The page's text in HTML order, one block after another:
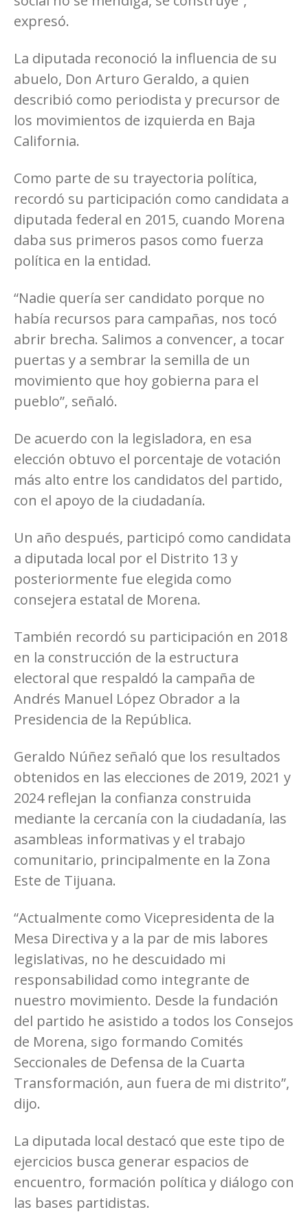
expresó.
La diputada reconoció la influencia de su
abuelo, Don Arturo Geraldo, a quien
describió como periodista y precursor de
los movimientos de izquierda en Baja
California.
Como parte de su trayectoria política,
recordó su participación como candidata a
diputada federal en 2015, cuando Morena
daba sus primeros pasos como fuerza
política en la entidad.
“Nadie quería ser candidato porque no
había recursos para campañas, nos tocó
abrir brecha. Salimos a convencer, a tocar
puertas y a sembrar la semilla de un
movimiento que hoy gobierna para el
pueblo”, señaló.
De acuerdo con la legisladora, en esa
elección obtuvo el porcentaje de votación
más alto entre los candidatos del partido,
con el apoyo de la ciudadanía.
Un año después, participó como candidata
a diputada local por el Distrito 13 y
posteriormente fue elegida como
consejera estatal de Morena.
También recordó su participación en 2018
en la construcción de la estructura
electoral que respaldó la campaña de
Andrés Manuel López Obrador a la
Presidencia de la República.
Geraldo Núñez señaló que los resultados
obtenidos en las elecciones de 2019, 2021 y
2024 reflejan la confianza construida
mediante la cercanía con la ciudadanía, las
asambleas informativas y el trabajo
comunitario, principalmente en la Zona
Este de Tijuana.
“Actualmente como Vicepresidenta de la
Mesa Directiva y a la par de mis labores
legislativas, no he descuidado mi
responsabilidad como integrante de
nuestro movimiento. Desde la fundación
del partido he asistido a todos los Consejos
de Morena, sigo formando Comités
Seccionales de Defensa de la Cuarta
Transformación, aun fuera de mi distrito”,
dijo.
La diputada local destacó que este tipo de
ejercicios busca generar espacios de
encuentro, formación política y diálogo con
las bases partidistas.